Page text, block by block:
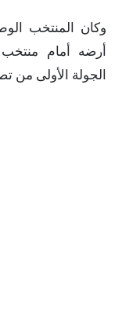
وكان المنتخب
أرضه أمام
الجولة الأولى من